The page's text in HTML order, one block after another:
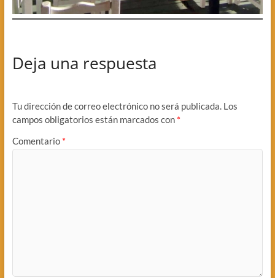
Deja una respuesta
Tu dirección de correo electrónico no será publicada. Los
campos obligatorios están marcados con *
Comentario *